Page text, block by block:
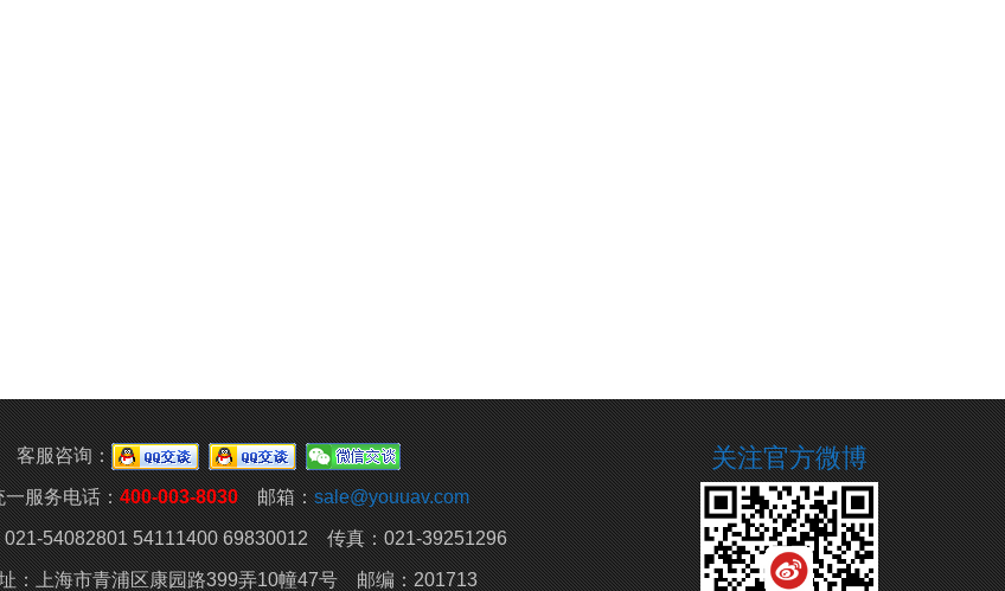
客服咨询：
一服务电话：400-003-8030邮箱：sale@youuav.com
021-54082801 54111400 69830012 传真：021-39251296
：上海市青浦区康园路399弄10幢47号 邮编：201713
关注官方微博